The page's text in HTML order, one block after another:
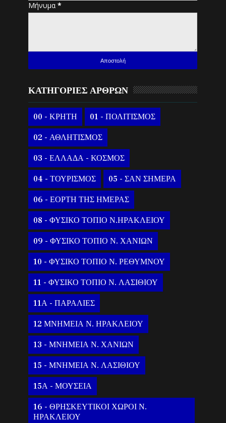
Μήνυμα*
ΚΑΤΗΓΟΡΙΕΣ ΑΡΘΡΩΝ
00 - ΚΡΗΤΗ 01 - ΠΟΛΙΤΙΣΜΟΣ
02 - ΑΘΛΗΤΙΣΜΟΣ
03 - ΕΛΛΑΔΑ - ΚΟΣΜΟΣ
04 - ΤΟΥΡΙΣΜΟΣ 05 - ΣΑΝ ΣΗΜΕΡΑ
06 - ΕΟΡΤΗ ΤΗΣ ΗΜΕΡΑΣ
08 - ΦΥΣΙΚΟ ΤΟΠΙΟ Ν.ΗΡΑΚΛΕΙΟΥ
09 - ΦΥΣΙΚΟ ΤΟΠΙΟ Ν. ΧΑΝΙΩΝ
10 - ΦΥΣΙΚΟ ΤΟΠΙΟ Ν. ΡΕΘΥΜΝΟΥ
11 - ΦΥΣΙΚΟ ΤΟΠΙΟ Ν. ΛΑΣΙΘΙΟΥ
11Α - ΠΑΡΑΛΙΕΣ
12 ΜΝΗΜΕΙΑ Ν. ΗΡΑΚΛΕΙΟΥ
13 - ΜΝΗΜΕΙΑ Ν. ΧΑΝΙΩΝ
15 - ΜΝΗΜΕΙΑ Ν. ΛΑΣΙΘΙΟΥ
15Α - ΜΟΥΣΕΙΑ
16 - ΘΡΗΣΚΕΥΤΙΚΟΙ ΧΩΡΟΙ Ν.
ΗΡΑΚΛΕΙΟΥ